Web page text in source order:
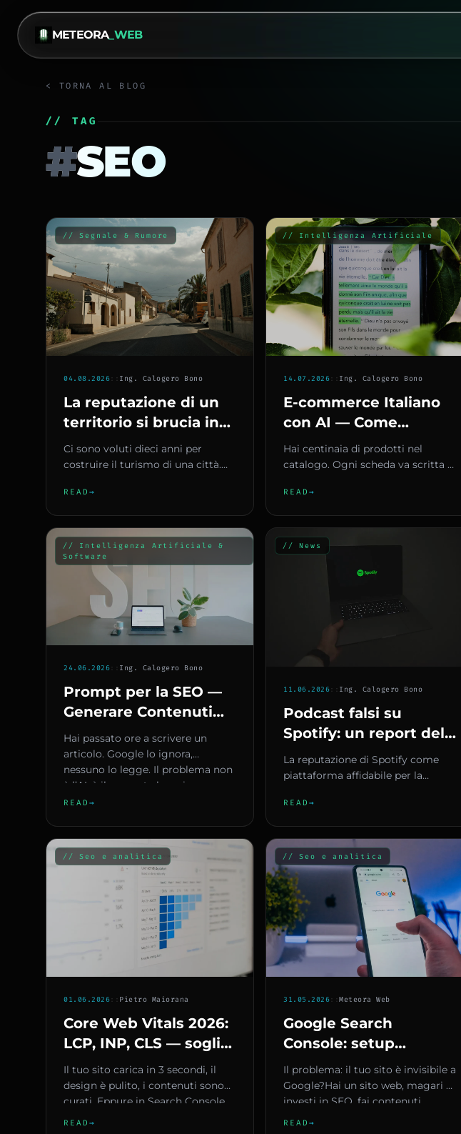
METEORA_WEB
< TORNA AL BLOG
// TAG
#SEO
// Segnale & Rumore
04.08.2026:: Ing. Calogero Bono
La reputazione di un
territorio si brucia in
due giorni
Ci sono voluti dieci anni per
costruire il turismo di una città.
in discussione.
READ →
// Intelligenza Artificiale
14.07.2026:: Ing. Calogero Bono
E-commerce Italiano
con AI — Come
Scrivere Descrizioni
SEO e Inserire Chatbot
Hai centinaia di prodotti nel
catalogo. Ogni scheda va scritta a
tono giusto. Il risul...
READ →
// Intelligenza Artificiale &
Software
24.06.2026:: Ing. Calogero Bono
Prompt per la SEO —
Generare Contenuti
Ottimizzati che Google
Legge e gli Utenti
Apprezzano
Hai passato ore a scrivere un
articolo. Google lo ignora,
nessuno lo legge. Il problema non
è l’AI: è il prompt che usi....
READ →
// News
11.06.2026:: Ing. Calogero Bono
Podcast falsi su
Spotify: un report del
Congresso USA svela
lo spam che manipola
La reputazione di Spotify come
piattaforma affidabile per la
audio è stata messa in dis...
READ →
// Seo e analitica
01.06.2026:: Pietro Maiorana
Core Web Vitals 2026:
LCP, INP, CLS — soglie
e impatto SEO
Il tuo sito carica in 3 secondi, il
design è pulito, i contenuti sono
curati. Eppure in Search Console
vedi un avviso: "...
READ →
// Seo e analitica
31.05.2026::Meteora Web
Google Search
Console: setup
completo e verifica
proprietà per la tua
azienda
Il problema: il tuo sito è invisibile a
Google?Hai un sito web, magari ci
investi in SEO, fai contenuti,
aspetti clienti...
READ →